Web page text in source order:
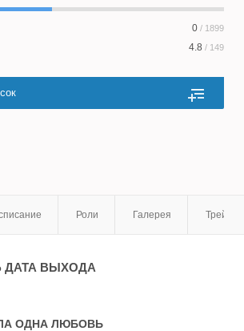
0 / 1899
4.8 / 149
Роли Галерея
ДАТА ВЫХОДА
ОДНА ЛЮБОВЬ